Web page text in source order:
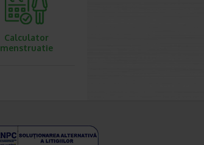
Calculator
menstruatie